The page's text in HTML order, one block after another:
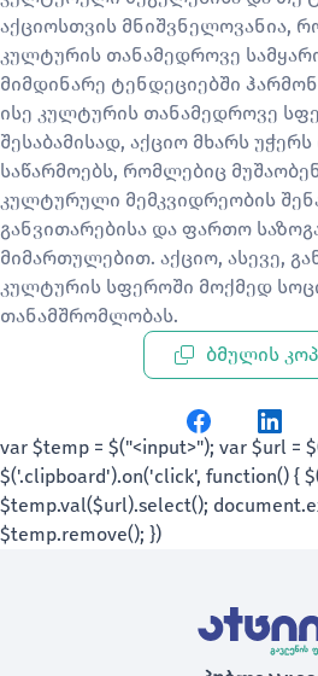
აქციოსთვის მნიშვნელოვანია,
კულტურის თანამედროვე
მიმდინარე ტენდეციებში
ისე კულტურის თანამედროვე
შესაბამისად, აქციო მხარს
საწარმოებს, რომლებიც
კულტურული მემკვიდრეობის
განვითარებისა და ფართო
მიმართულებით. აქციო, ასევე,
კულტურის სფეროში მოქმედ
თანამშრომლობას.
ბმულის